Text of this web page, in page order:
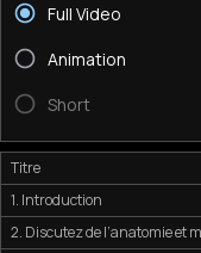
Full Video
Animation
Short
Titre
1. Introduction
2. Discutez de l’anatomie et